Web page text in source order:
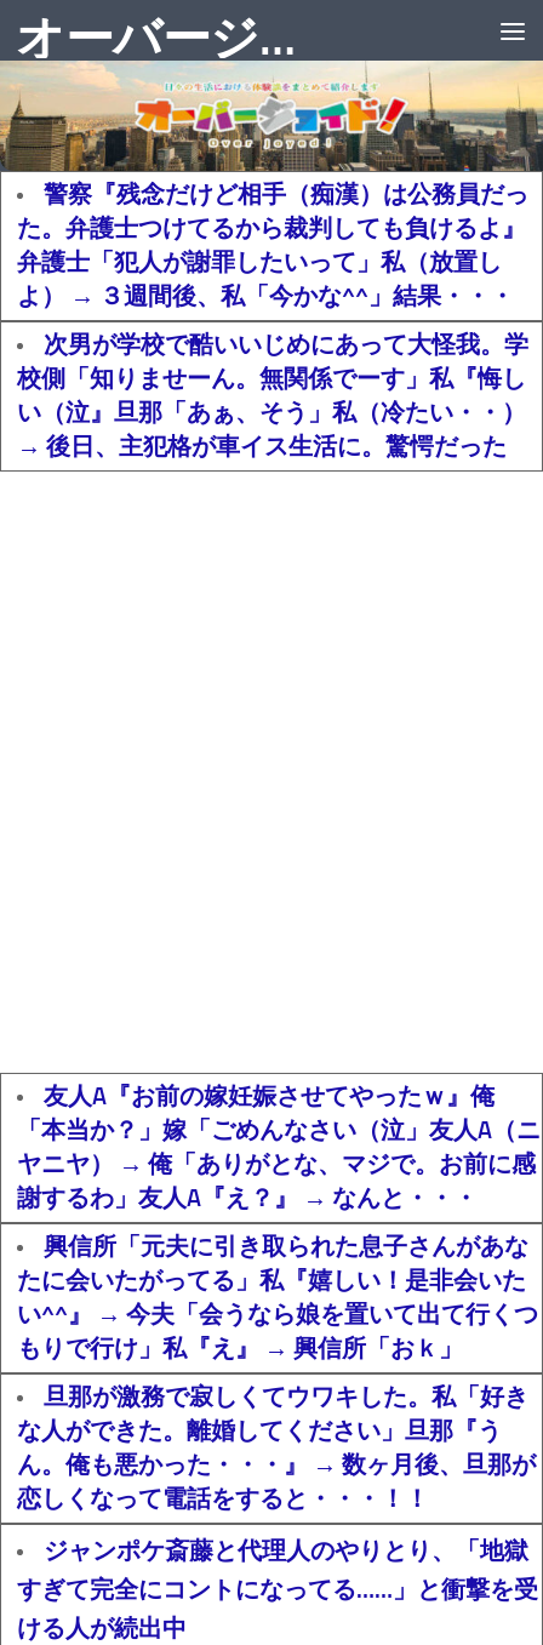
オーバージョイド！
警察『残念だけど相手（痴漢）は公務員だっ
た。弁護士つけてるから裁判しても負けるよ』
弁護士「犯人が謝罪したいって」私（放置し
よ） → ３週間後、私「今かな^^」結果・・・
次男が学校で酷いいじめにあって大怪我。学
校側「知りませーん。無関係でーす」私『悔し
い（泣』旦那「あぁ、そう」私（冷たい・・）
→ 後日、主犯格が車イス生活に。驚愕だった
友人A『お前の嫁妊娠させてやったｗ』俺
「本当か？」嫁「ごめんなさい（泣」友人A（ニ
ヤニヤ） → 俺「ありがとな、マジで。お前に感
謝するわ」友人A『え？』 → なんと・・・
興信所「元夫に引き取られた息子さんがあな
たに会いたがってる」私『嬉しい！是非会いた
い^^』 → 今夫「会うなら娘を置いて出て行くつ
もりで行け」私『え』 → 興信所「おｋ」
旦那が激務で寂しくてウワキした。私「好き
な人ができた。離婚してください」旦那『う
ん。俺も悪かった・・・』 → 数ヶ月後、旦那が
恋しくなって電話をすると・・・！！
ジャンポケ斎藤と代理人のやりとり、「地獄
すぎて完全にコントになってる……」と衝撃を受
ける人が続出中